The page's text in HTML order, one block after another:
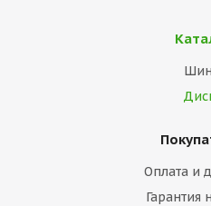
Оплата и
Гарантия